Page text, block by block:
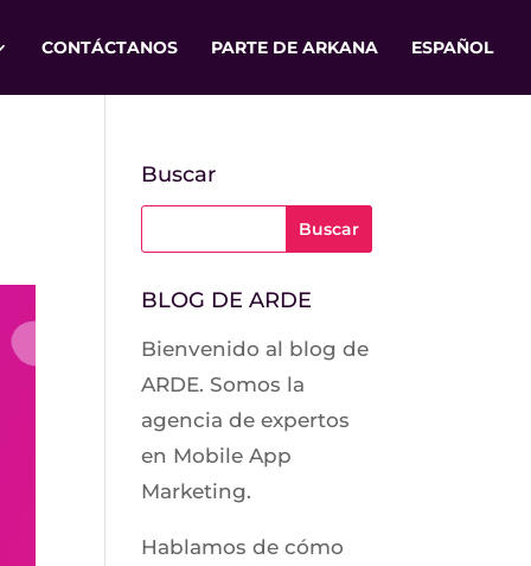
CONTÁCTANOS PARTE DE ARKANA ESPAÑOL
Buscar
BLOG DE ARDE
Bienvenido al blog de
ARDE. Somos la
agencia de expertos
en Mobile App
Marketing.
Hablamos de cómo